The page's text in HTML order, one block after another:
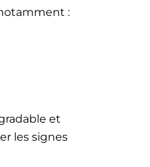
:
et
les signes